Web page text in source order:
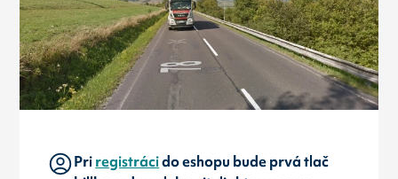
Priregistrácido eshopu bude prvá tlač